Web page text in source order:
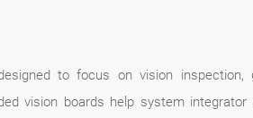
to focus on vision inspection,
vision boards help system